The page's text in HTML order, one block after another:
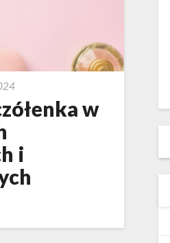
Kolorowe
czółenka
w
codziennych
i
wieczorowych
w
i